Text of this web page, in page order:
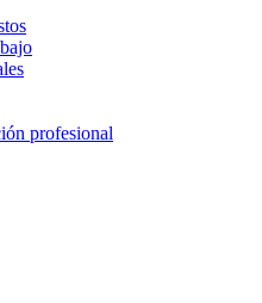
profesional